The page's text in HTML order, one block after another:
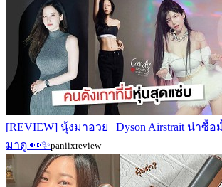
[REVIEW] นุ้งมาอวย | Dyson Airstrait น่าซื้อ
มาดู 👀✨paniixreview